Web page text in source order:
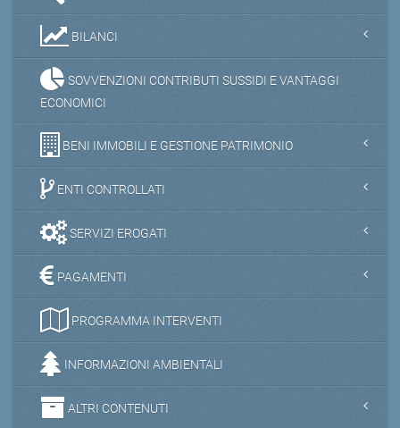
BILANCI
SOVVENZIONI CONTRIBUTI SUSSIDI E VANTAGGI
ECONOMICI
BENI IMMOBILI E GESTIONE PATRIMONIO
ENTI CONTROLLATI
SERVIZI EROGATI
PAGAMENTI
PROGRAMMA INTERVENTI
INFORMAZIONI AMBIENTALI
ALTRI CONTENUTI